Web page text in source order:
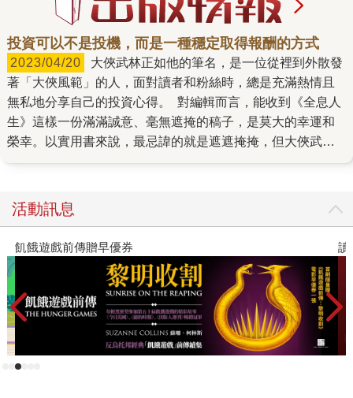
投資可以不是投機，而是一種穩定取得報酬的方式
2023/04/20
著「大俠風範」的人，面對讀者和粉絲時，總是充滿熱情且
無私地分享自己的投資心得。 對編輯而言，能收到《全息人
生》這樣一份滿滿誠意、毫無遮掩的稿子，是莫大的幸運和
榮幸。以實用書來說，最忌諱的就是遮遮掩掩，但大俠武林
生》中出現頻率最高的一句心法。因為在投資人能完全靠股
息報酬Cover人生之前，「專業」就是自己以不變應萬變的底
氣。大俠在書中有提到一段話：「股市的本意是希望大眾都
能從中一起成長，只是後來人一多了，帶來了雜亂，也衍生
出各種貪婪、眾多渴望一夜致富的投機者」。換句話說，股
市本來的機制，是為了讓需要資金的公司和一般民眾共創雙
贏局面而設計，而貪婪的投機者，則把股市變成了賭場。 然
而，像德國股神科斯托蘭尼（Andre Kostolany）那樣靠投機
致富的人，其實如沙漠中的砂金粒般稀少，沒有絕對的天
活動訊息
飢餓遊戲前傳贈早優券 讀